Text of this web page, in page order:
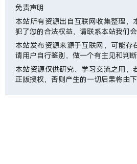
免责声明
本站所有资源出自互联网收集整理，
犯了您的合法权益，请联系本站我们会
本站发布资源来源于互联网，可能存
请用户自行鉴别，做一个有主见和判断
本站资源仅供研究、学习交流之用，
正版授权，否则产生的一切后果将由下